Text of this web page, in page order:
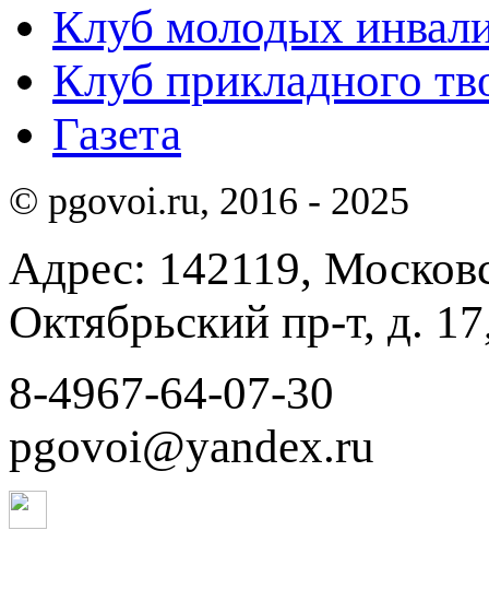
Клуб молодых
Клуб прикладного
Газета
© pgovoi.ru, 2016 - 2025
Адрес: 142119,
Октябрьский пр-т, д.
8-4967-64-07-30
pgovoi@yandex.ru